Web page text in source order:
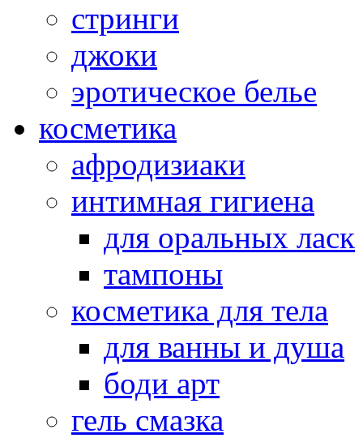
стринги
джоки
эротическое белье
косметика
афродизиаки
интимная гигиена
для оральных ласк
тампоны
косметика для тела
для ванны и душа
боди арт
гель смазка